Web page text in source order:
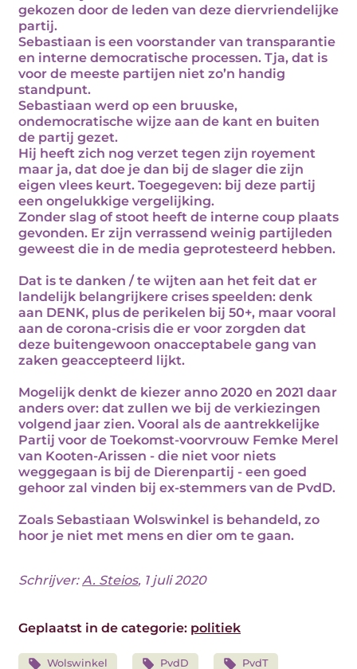
gekozen door de leden van deze diervriendelijke
partij.
Sebastiaan is een voorstander van transparantie
en interne democratische processen. Tja, dat is
voor de meeste partijen niet zo’n handig
standpunt.
Sebastiaan werd op een bruuske,
ondemocratische wijze aan de kant en buiten
de partij gezet.
Hij heeft zich nog verzet tegen zijn royement
maar ja, dat doe je dan bij de slager die zijn
eigen vlees keurt. Toegegeven: bij deze partij
een ongelukkige vergelijking.
Zonder slag of stoot heeft de interne coup plaats
gevonden. Er zijn verrassend weinig partijleden
geweest die in de media geprotesteerd hebben.
Dat is te danken / te wijten aan het feit dat er
landelijk belangrijkere crises speelden: denk
aan DENK, plus de perikelen bij 50+, maar vooral
aan de corona-crisis die er voor zorgden dat
deze buitengewoon onacceptabele gang van
zaken geaccepteerd lijkt.
Mogelijk denkt de kiezer anno 2020 en 2021 daar
anders over: dat zullen we bij de verkiezingen
volgend jaar zien. Vooral als de aantrekkelijke
Partij voor de Toekomst-voorvrouw Femke Merel
van Kooten-Arissen - die niet voor niets
weggegaan is bij de Dierenpartij - een goed
gehoor zal vinden bij ex-stemmers van de PvdD.
Zoals Sebastiaan Wolswinkel is behandeld, zo
hoor je niet met mens en dier om te gaan.
Schrijver:A. Steios, 1 juli 2020
Geplaatst in de categorie: politiek
Wolswinkel PvdD PvdT